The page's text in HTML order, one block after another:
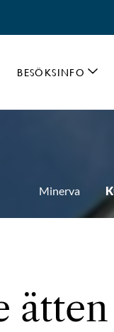
BESÖKSINFO
Minerva